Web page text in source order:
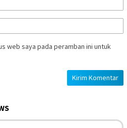
web saya pada peramban ini untuk